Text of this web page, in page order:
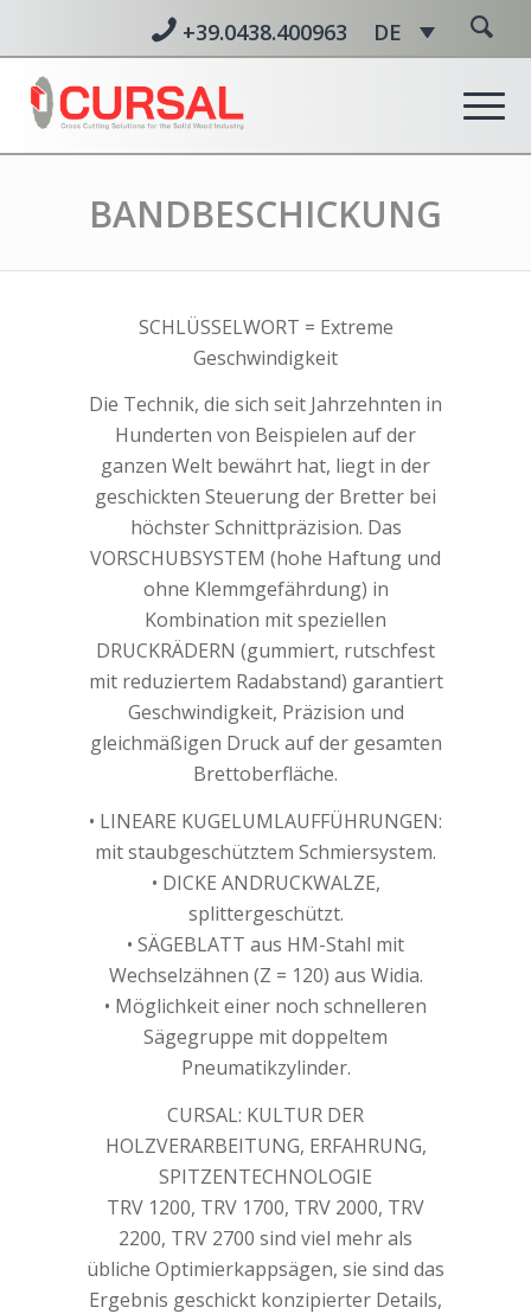
DE
+39.0438.400963
BANDBESCHICKUNG
SCHLÜSSELWORT = Extreme
Geschwindigkeit
Die Technik, die sich seit Jahrzehnten in
Hunderten von Beispielen auf der
ganzen Welt bewährt hat, liegt in der
geschickten Steuerung der Bretter bei
höchster Schnittpräzision. Das
VORSCHUBSYSTEM (hohe Haftung und
ohne Klemmgefährdung) in
Kombination mit speziellen
DRUCKRÄDERN (gummiert, rutschfest
mit reduziertem Radabstand) garantiert
Geschwindigkeit, Präzision und
gleichmäßigen Druck auf der gesamten
Brettoberfläche.
• LINEARE KUGELUMLAUFFÜHRUNGEN:
mit staubgeschütztem Schmiersystem.
• DICKE ANDRUCKWALZE,
splittergeschützt.
• SÄGEBLATT aus HM-Stahl mit
Wechselzähnen (Z = 120) aus Widia.
• Möglichkeit einer noch schnelleren
Sägegruppe mit doppeltem
Pneumatikzylinder.
CURSAL: KULTUR DER
HOLZVERARBEITUNG, ERFAHRUNG,
SPITZENTECHNOLOGIE
TRV 1200, TRV 1700, TRV 2000, TRV
2200, TRV 2700 sind viel mehr als
übliche Optimierkappsägen, sie sind das
Ergebnis geschickt konzipierter Details,